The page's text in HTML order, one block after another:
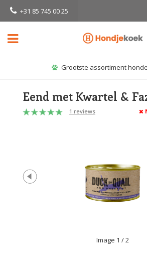
+31 85 745 00 25
Grootste assortiment
Eend met Kwartel &
1 reviews
Image 1 / 2